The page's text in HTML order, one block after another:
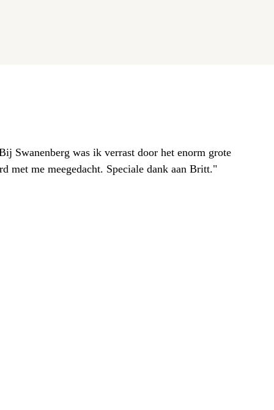
Swanenberg was ik verrast door het enorm grote
met me meegedacht. Speciale dank aan Britt."